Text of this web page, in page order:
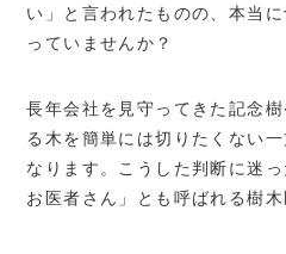
い」と言われたものの、本当
っていませんか？
長年会社を見守ってきた記念
る木を簡単には切りたくない
なります。こうした判断に迷
お医者さん」とも呼ばれる樹木